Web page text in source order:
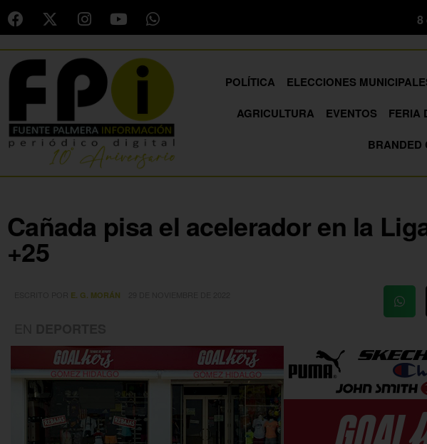
8
POLÍTICA ELECCIONES
AGRICULTURA
EVENTOS FERIA
BRANDED
Cañada pisa el acelerador en la
+25
E. G. MORÁN